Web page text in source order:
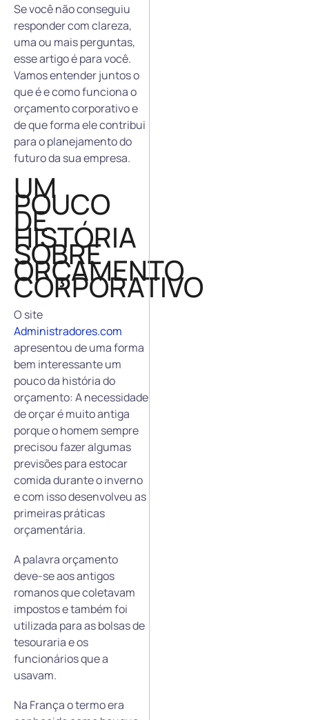
Se você não conseguiu
responder com clareza,
uma ou mais perguntas,
esse artigo é para você.
Vamos entender juntos o
que é e como funciona o
orçamento corporativo e
de que forma ele contribui
para o planejamento do
futuro da sua empresa.
UM
POUCO
DE
HISTÓRIA
SOBRE
ORÇAMENTO
CORPORATIVO
O site
Administradores.com
apresentou de uma forma
bem interessante um
pouco da história do
orçamento: A necessidade
de orçar é muito antiga
porque o homem sempre
precisou fazer algumas
previsões para estocar
comida durante o inverno
e com isso desenvolveu as
primeiras práticas
orçamentária.
A palavra orçamento
deve-se aos antigos
romanos que coletavam
impostos e também foi
utilizada para as bolsas de
tesouraria e os
funcionários que a
usavam.
Na França o termo era